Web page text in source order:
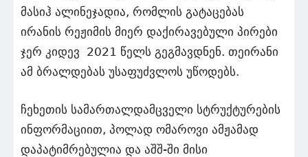
მასიჰ ალინეჯადია, რომლის გატაცებას
ირანის რეჟიმის მიერ დაქირავებული პირები
ჯერ კიდევ 2021 წელს გეგმავდნენ. თეირანი
ამ ბრალდებას უსაფუძვლოს უწოდებს.
ჩეხეთის სამართალდამცველი სტრუქტურების
ინფორმაციით, პოლად ომაროვი ამჟამად
დაპატიმრებულია და აშშ-ში მისი